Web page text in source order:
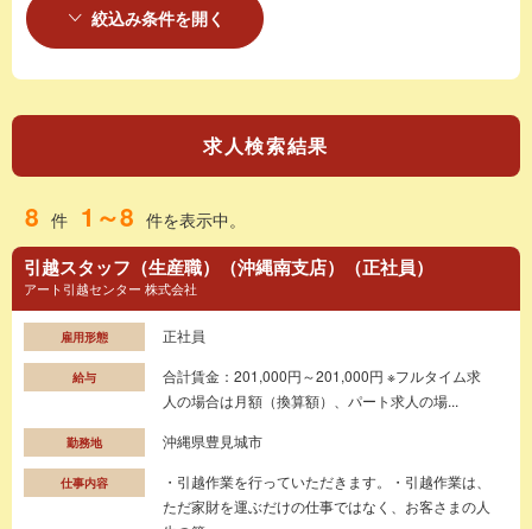
絞込み条件を開く
求人検索結果
8 件 1～8 件を表示中。
引越スタッフ（生産職）（沖縄南支店）（正社員）
アート引越センター 株式会社
雇用形態 正社員
給与
合計賃金：201,000円～201,000円 ※フルタイム求
人の場合は月額（換算額）、パート求人の場...
勤務地 沖縄県豊見城市
仕事内容
・引越作業を行っていただきます。・引越作業は、
ただ家財を運ぶだけの仕事ではなく、お客さまの人